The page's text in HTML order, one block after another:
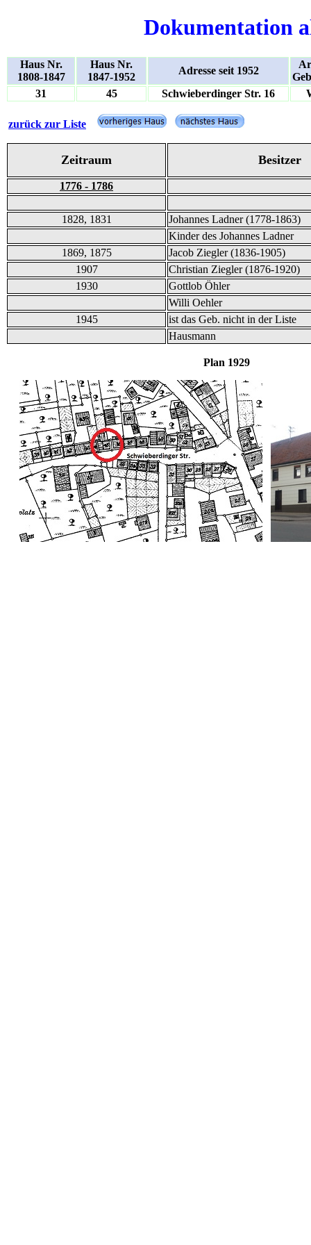
Dokumentation
Haus Nr.
1808-1847
Haus Nr.
1847-1952
Adresse seit 1952
31
45 Schwieberdinger Str. 16
zurück zur Liste
Zeitraum Besitzer
1776 - 1786
1828, 1831
Johannes Ladner (1778-1863)
Kinder des Johannes Ladner
1869, 1875
Jacob Ziegler (1836-1905)
1907
Christian Ziegler (1876-1920)
1930
Gottlob Öhler
Willi Oehler
1945
ist das Geb. nicht in der Liste
Hausmann
Plan